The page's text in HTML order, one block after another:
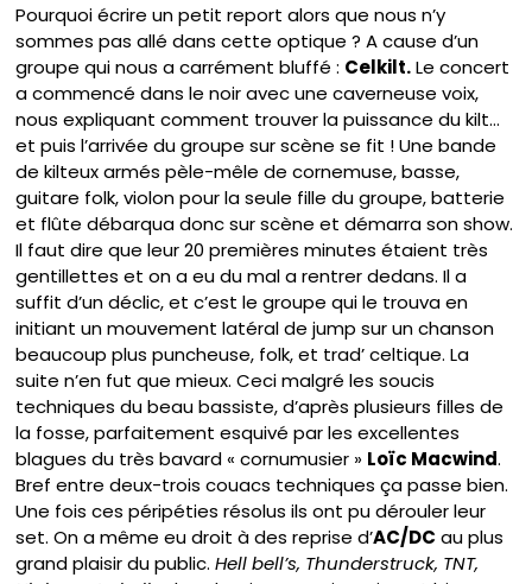
Pourquoi écrire un petit report alors que nous n’y
sommes pas allé dans cette optique ? A cause d’un
groupe qui nous a carrément bluffé : Celkilt.Le concert
a commencé dans le noir avec une caverneuse voix,
nous expliquant comment trouver la puissance du kilt…
et puis l’arrivée du groupe sur scène se fit ! Une bande
de kilteux armés pèle-mêle de cornemuse, basse,
guitare folk, violon pour la seule fille du groupe, batterie
et flûte débarqua donc sur scène et démarra son show.
Il faut dire que leur 20 premières minutes étaient très
gentillettes et on a eu du mal a rentrer dedans. Il a
suffit d’un déclic, et c’est le groupe qui le trouva en
initiant un mouvement latéral de jump sur un chanson
beaucoup plus puncheuse, folk, et trad’ celtique. La
suite n’en fut que mieux. Ceci malgré les soucis
techniques du beau bassiste, d’après plusieurs filles de
la fosse, parfaitement esquivé par les excellentes
blagues du très bavard « cornumusier » Loïc Macwind.
Bref entre deux-trois couacs techniques ça passe bien.
Une fois ces péripéties résolus ils ont pu dérouler leur
set. On a même eu droit à des reprise d’AC/DC au plus
grand plaisir du public.Hell bell’s, Thunderstruck, TNT,